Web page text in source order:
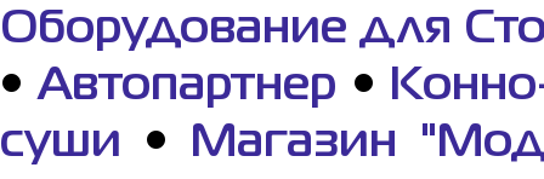
Оборудование для
•Автопартнер •
суши •
Магазин